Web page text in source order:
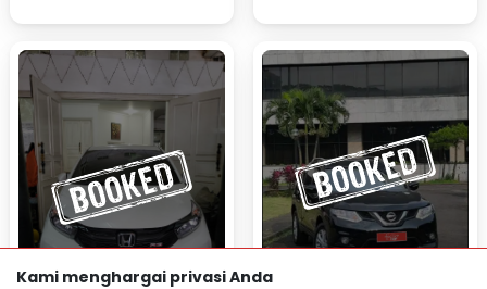
Kami menghargai privasi Anda